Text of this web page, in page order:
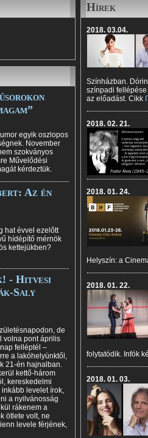
egyik oszlopos
November
szokványos
Művelődési
kérdeztük.
Az én
hat évvel ezelőtt
hídépítő mérnök
kettejükben?
- Hitvesi
Saly
de
volna pont április
felléptél –
a lakóhelyünktől,
21-én hajnalban.
kettő-három
kereskedelmi
levelet írok,
a nyilvánosság
rákenem a
ötlete volt, ne
levele férjének,
Hírek
2018. 03.04.
Színházban.
színpadi
az előadást. Cikk
2018. 02. 21.
2018. 01. 24.
Helyszín: a
2018. 01. 22.
folytatódik. Infók
2018. 01. 03.